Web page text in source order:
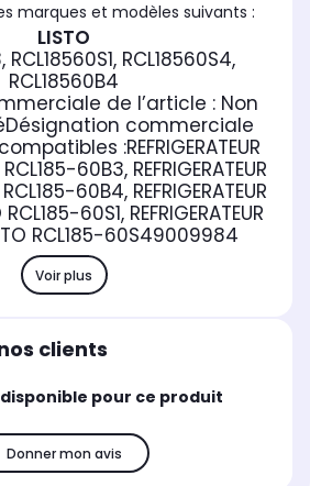
marques et modèles suivants :
LISTO
RCL18560S1, RCL18560S4,
RCL18560B4
de l’article : Non
Désignation commerciale
:REFRIGERATEUR
60B3, REFRIGERATEUR
60B4, REFRIGERATEUR
60S1, REFRIGERATEUR
RCL185-60S49009984
Voir plus
clients
pour ce produit
Donner mon avis